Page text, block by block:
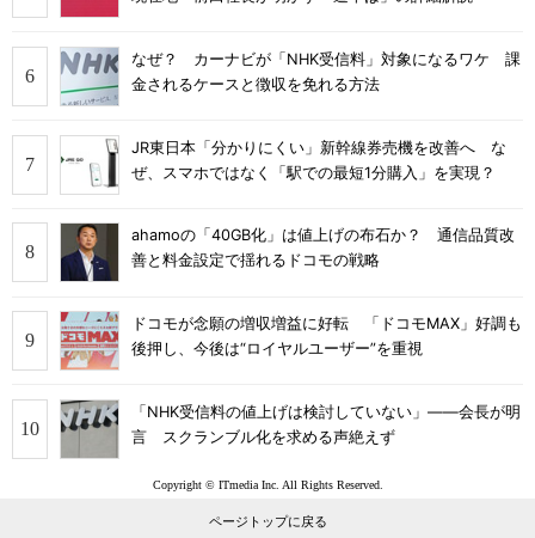
なぜ？ カーナビが「NHK受信料」対象になるワケ 課
金されるケースと徴収を免れる方法
JR東日本「分かりにくい」新幹線券売機を改善へ な
ぜ、スマホではなく「駅での最短1分購入」を実現？
ahamoの「40GB化」は値上げの布石か？ 通信品質改
善と料金設定で揺れるドコモの戦略
ドコモが念願の増収増益に好転 「ドコモMAX」好調も
後押し、今後は“ロイヤルユーザー”を重視
「NHK受信料の値上げは検討していない」――会長が明
言 スクランブル化を求める声絶えず
Copyright © ITmedia Inc. All Rights Reserved.
ページトップに戻る